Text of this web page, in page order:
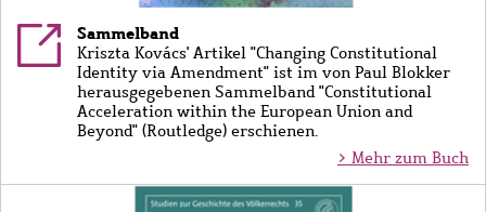
Sammelband
Kriszta Kovács' Artikel "Changing Constitutional
Identity via Amendment" ist im von Paul Blokker
herausgegebenen Sammelband "Constitutional
Acceleration within the European Union and
Beyond" (Routledge) erschienen.
> Mehr zum Buch